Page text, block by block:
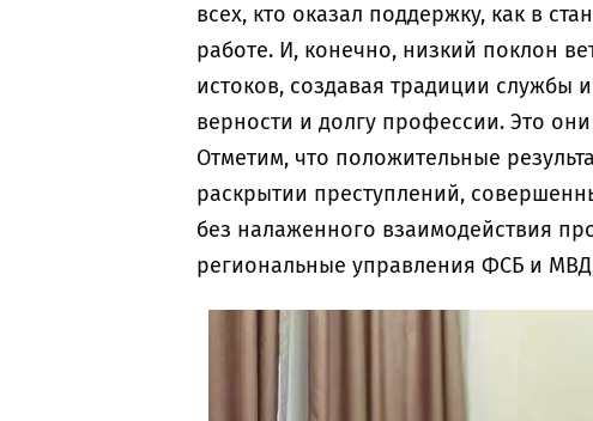
всех, кто оказал поддержку, как в
работе. И, конечно, низкий поклон
истоков, создавая традиции службы
верности и долгу профессии. Это
Отметим, что положительные
раскрытии преступлений,
без налаженного взаимодействия
региональные управления ФСБ и